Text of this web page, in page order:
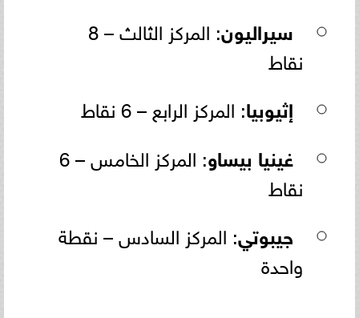
سيراليون
: المركز الثالث – 8
نقاط
إثيوبيا: المركز الرابع – 6 نقاط
غينيا بيساو
: المركز الخامس – 6
نقاط
جيبوتي: المركز السادس – نقطة
واحدة